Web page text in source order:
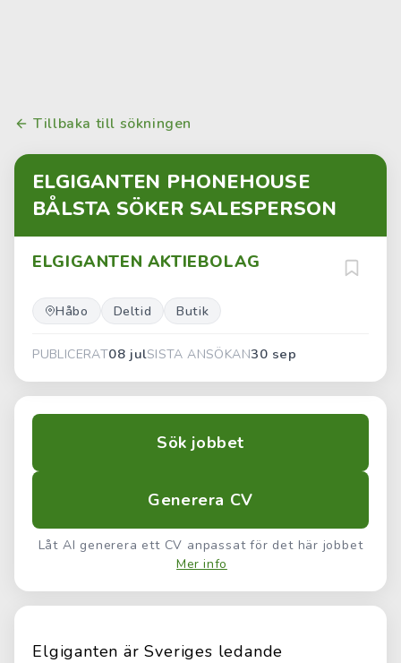
Tillbaka till sökningen
ELGIGANTEN PHONEHOUSE
BÅLSTA SÖKER SALESPERSON
ELGIGANTEN AKTIEBOLAG
Håbo Deltid Butik
PUBLICERAT08 julSISTA ANSÖKAN30 sep
Sök jobbet
Generera CV
Låt AI generera ett CV anpassat för det här jobbet
Mer info
Elgiganten är Sveriges ledande